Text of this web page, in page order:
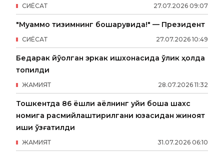
27.07.2026 09:07
СИËСАТ
"Муаммо тизимнинг бошқарувида!" — Президент
27.07.2026 10:49
СИËСАТ
Бедарак йўқолган эркак ишхонасида ўлик ҳолда
топилди
28.07.2026 11:32
ЖАМИЯТ
Тошкентда 86 ёшли аёлнинг уйи бошқа шахс
номига расмийлаштирилгани юзасидан жиноят
иши қўзғатилди
31.07.2026 06:10
ЖАМИЯТ